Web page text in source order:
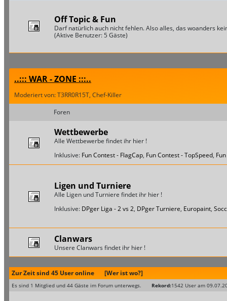
Off Topic & Fun
Darf natürlich auch nicht fehlen. Also alles, das woanders
(Aktive Benutzer: 5 Gäste)
..::: WAR - ZONE :::..
Moderiert von: T3RR0R15T, Chef-Killer
Foren
Wettbewerbe
Alle Wettbewerbe findet ihr hier !
Inklusive: Fun Contest - FlagCap, Fun Contest - TopSpeed,
Ligen und Turniere
Alle Ligen und Turniere findet ihr hier !
Inklusive: DPger Liga - 2 vs 2, DPger Turniere, Europaint,
Clanwars
Unsere Clanwars findet ihr hier !
Zur Zeit sind 45 User online [Wer ist wo?]
Es sind 1 Mitglied und 44 Gäste im Forum unterwegs. Rekord:1542 User am